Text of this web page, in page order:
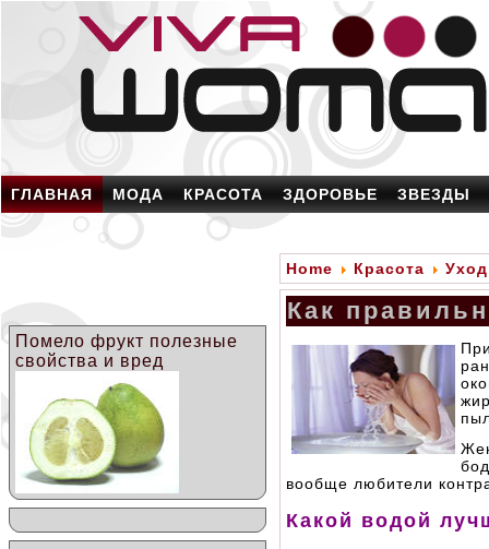
ГЛАВНАЯ МОДА КРАСОТА ЗДОРОВЬЕ ЗВЕЗДЫ
Помело фрукт полезные
свойства и вред
Home Красота
Как
вообще любители
Какой водой